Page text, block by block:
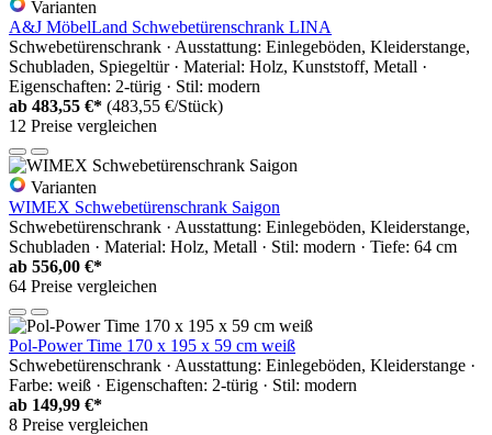
Varianten
A&J MöbelLand Schwebetürenschrank LINA
Schwebetürenschrank · Ausstattung: Einlegeböden, Kleiderstange,
Schubladen, Spiegeltür · Material: Holz, Kunststoff, Metall ·
Eigenschaften: 2-türig · Stil: modern
ab 483,55 €* (483,55 €/Stück)
12 Preise vergleichen
Varianten
WIMEX Schwebetürenschrank Saigon
Schwebetürenschrank · Ausstattung: Einlegeböden, Kleiderstange,
Schubladen · Material: Holz, Metall · Stil: modern · Tiefe: 64 cm
ab 556,00 €*
64 Preise vergleichen
Pol-Power Time 170 x 195 x 59 cm weiß
Schwebetürenschrank · Ausstattung: Einlegeböden, Kleiderstange ·
Farbe: weiß · Eigenschaften: 2-türig · Stil: modern
ab 149,99 €*
8 Preise vergleichen